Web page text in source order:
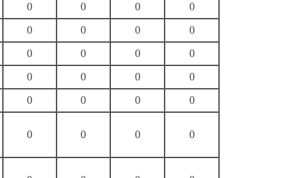
0 0 0
0
0 0 0
0
0 0 0
0
0 0 0
0
0 0 0 0
0 0 0 0